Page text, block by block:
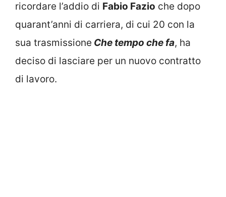
ricordare l’addio di Fabio Fazio che dopo
quarant’anni di carriera, di cui 20 con la
sua trasmissione Che tempo che fa, ha
deciso di lasciare per un nuovo contratto
di lavoro.